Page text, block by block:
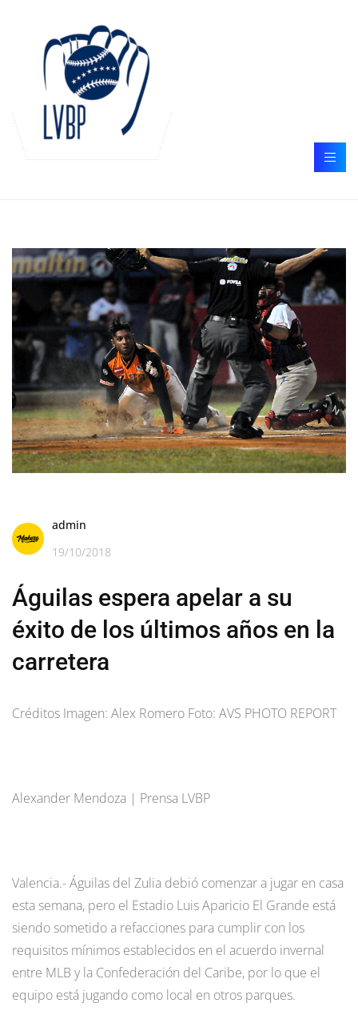
admin
19/10/2018
Águilas espera apelar a su
éxito de los últimos años en la
carretera
Créditos Imagen: Alex Romero Foto: AVS PHOTO REPORT
Alexander Mendoza | Prensa LVBP
Valencia.- Águilas del Zulia debió comenzar a jugar en casa
esta semana, pero el Estadio Luis Aparicio El Grande está
siendo sometido a refacciones para cumplir con los
requisitos mínimos establecidos en el acuerdo invernal
entre MLB y la Confederación del Caribe, por lo que el
equipo está jugando como local en otros parques.